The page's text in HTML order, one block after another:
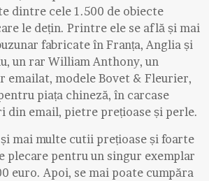
dintre cele 1.500 de obiecte
le dețin. Printre ele se află și mai
fabricate în Franța, Anglia și
un rar William Anthony, un
emailat, modele Bovet & Fleurier,
piața chineză, în carcase
din email, pietre prețioase și perle.
mai multe cutii prețioase și foarte
plecare pentru un singur exemplar
euro. Apoi, se mai poate cumpăra